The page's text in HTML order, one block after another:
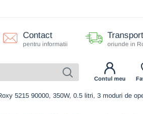
Contact
pentru informatii oriunde in
Contul meu
5215 90000, 350W, 0.5 litri, 3 moduri de